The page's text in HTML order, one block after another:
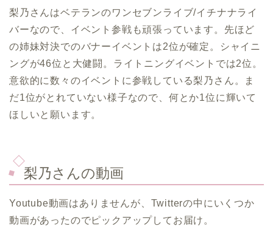
梨乃さんはベテランのワンセブンライブ/イチナナライ
バーなので、イベント参戦も頑張っています。先ほど
の姉妹対決でのバナーイベントは2位が確定。シャイニ
ングが46位と大健闘。ライトニングイベントでは2位。
意欲的に数々のイベントに参戦している梨乃さん。ま
だ1位がとれていない様子なので、何とか1位に輝いて
ほしいと願います。
梨乃さんの動画
Youtube動画はありませんが、Twitterの中にいくつか
動画があったのでピックアップしてお届け。